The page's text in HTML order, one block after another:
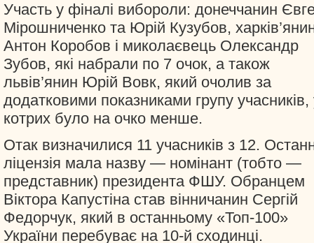
Участь у фіналі вибороли: донеччанин
Мірошниченко та Юрій Кузубов,
Антон Коробов і миколаєвець Олександр
Зубов, які набрали по 7 очок, а також
львів’янин Юрій Вовк, який очолив за
додатковими показниками групу учасників,
котрих було на очко менше.
Отак визначилися 11 учасників з 12.
ліцензія мала назву — номінант (тобто —
представник) президента ФШУ. Обранцем
Віктора Капустіна став вінничанин Сергій
Федорчук, який в останньому «Топ-100»
України перебуває на 10-й сходинці.